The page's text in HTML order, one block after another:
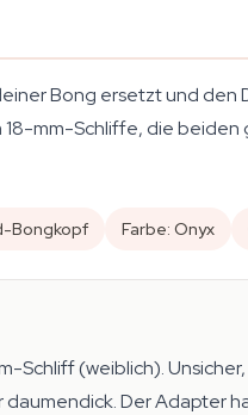
Bong ersetzt und den
mm-Schliffe, die
Bongkopf Farbe: Onyx
(weiblich).
Der Adapter